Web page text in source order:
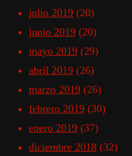
julio 2019 (20)
junio 2019 (20)
mayo 2019 (29)
abril 2019 (26)
marzo 2019 (26)
febrero 2019 (30)
enero 2019 (37)
diciembre 2018 (32)